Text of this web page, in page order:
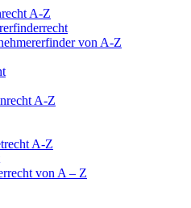
A-Z
von A-Z
A-Z
A-Z
von A – Z